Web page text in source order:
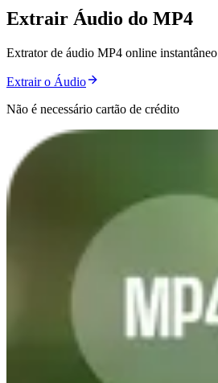
Extrair Áudio do MP4
Extrator de áudio MP4 online instantâneo
Extrair o Áudio
Não é necessário cartão de crédito